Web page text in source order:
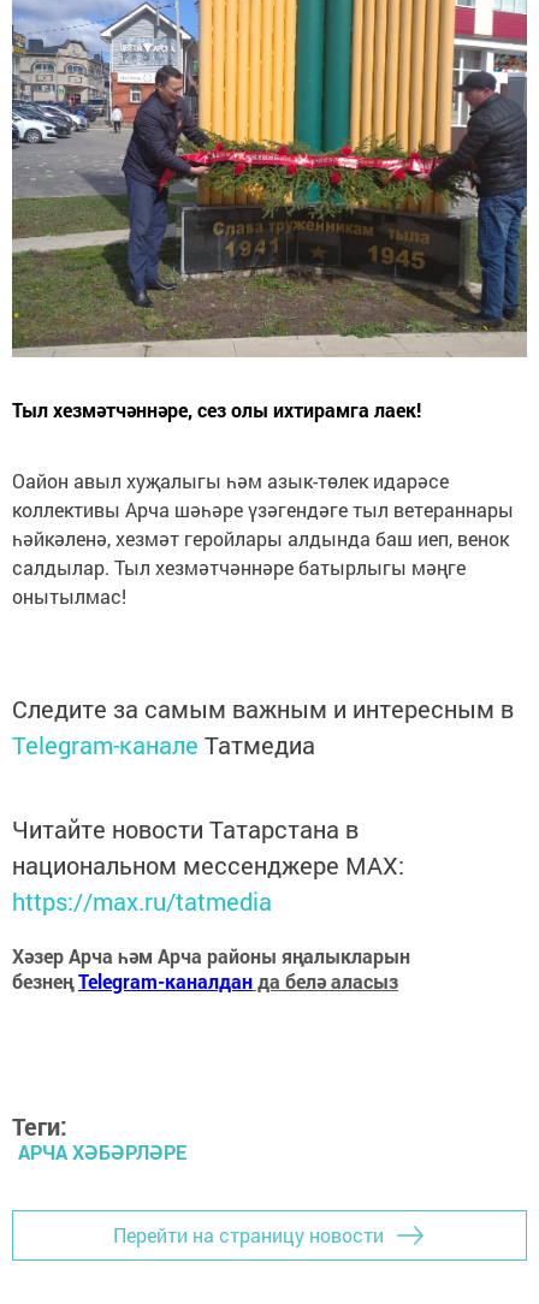
Тыл хезмәтчәннәре, сез олы ихтирамга лаек!
Оайон авыл хуҗалыгы һәм азык-төлек идарәсе
коллективы Арча шәһәре үзәгендәге тыл ветераннары
һәйкәленә, хезмәт геройлары алдында баш иеп, венок
салдылар. Тыл хезмәтчәннәре батырлыгы мәңге
онытылмас!
Следите за самым важным и интересным в
Telegram-канале Татмедиа
Читайте новости Татарстана в
национальном мессенджере MАХ:
https://max.ru/tatmedia
Хәзер Арча һәм Арча районы яңалыкларын
безнеңTelegram-каналданда белә аласыз
Теги:
АРЧА ХӘБӘРЛӘРЕ
Перейти на страницу новости